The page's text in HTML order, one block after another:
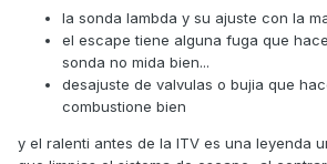
la sonda lambda y su ajuste con la
el escape tiene alguna fuga que
sonda no mida bien...
desajuste de valvulas o bujia que
combustione bien
y el ralenti antes de la ITV es una leyenda